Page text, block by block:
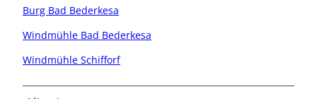
Burg Bad Bederkesa
Windmühle Bad Bederkesa
Windmühle Schifforf